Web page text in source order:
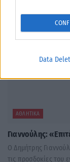
Data
ΑΘΛΗΤΙΚΆ
Γιαννούλης:
Ο Δημήτρης
τις προσδοκίες του